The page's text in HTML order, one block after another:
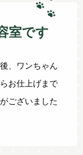
室です
、ワンちゃん
お仕上げまで
ございました